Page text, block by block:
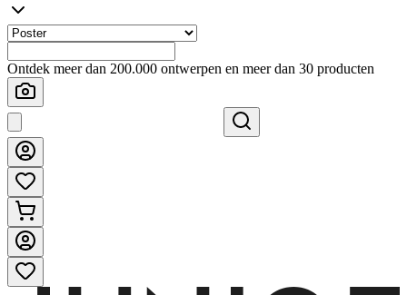
Ontdek meer dan 200.000 ontwerpen en meer dan 30 producten